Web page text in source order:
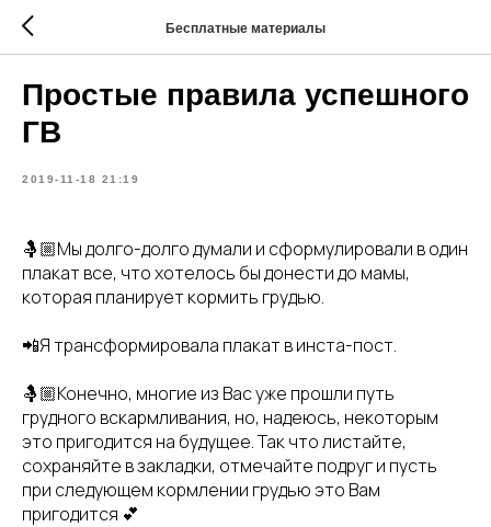
Бесплатные материалы
Простые правила успешного
ГВ
2019-11-18 21:19
🤱🏼Мы долго-долго думали и сформулировали в один
плакат все, что хотелось бы донести до мамы,
которая планирует кормить грудью.
📲Я трансформировала плакат в инста-пост.
🤱🏼Конечно, многие из Вас уже прошли путь
грудного вскармливания, но, надеюсь, некоторым
это пригодится на будущее. Так что листайте,
сохраняйте в закладки, отмечайте подруг и пусть
при следующем кормлении грудью это Вам
пригодится 💕